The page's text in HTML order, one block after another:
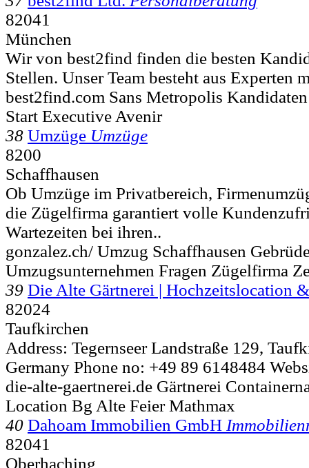
82041
München
Wir von best2find finden die besten
Stellen. Unser Team besteht aus Experten
best2find.com Sans Metropolis
Start Executive Avenir
38 Umzüge Umzüge
8200
Schaffhausen
Ob Umzüge im Privatbereich,
die Zügelfirma garantiert volle
Wartezeiten bei ihren..
gonzalez.ch/ Umzug Schaffhausen
Umzugsunternehmen Fragen Zügelfirma
39 Die Alte Gärtnerei | Hochzeitslocation &
82024
Taufkirchen
Address: Tegernseer Landstraße 129,
Germany Phone no: +49 89 6148484
die-alte-gaertnerei.de Gärtnerei
Location Bg Alte Feier Mathmax
40 Dahoam Immobilien GmbH
82041
Oberhaching